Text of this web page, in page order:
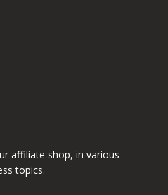
affiliate shop, in various
topics.